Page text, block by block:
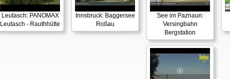
Leutasch: PANOMAX
Leutasch - Rauthhütte
Innsbruck: Baggersee
Roßau
See im Paznaun:
Versingbahn
Bergstation